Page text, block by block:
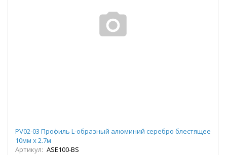
PV02-03 Профиль L-образный алюминий серебро блестящее
10мм х 2.7м
Артикул: ASE100-BS